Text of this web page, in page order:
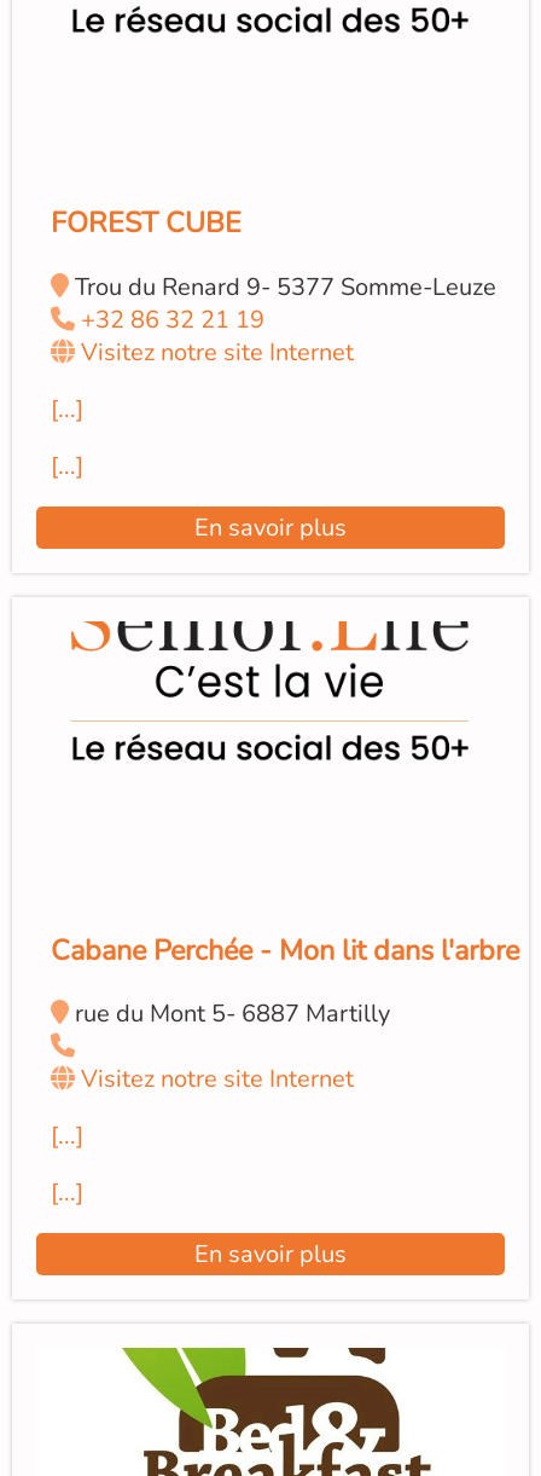
FOREST CUBE
Trou du Renard 9- 5377 Somme-Leuze
+32 86 32 21 19
Visitez notre site Internet
[...]
[...]
En savoir plus
Cabane Perchée - Mon lit dans l'arbre
rue du Mont 5- 6887 Martilly
Visitez notre site Internet
[...]
[...]
En savoir plus